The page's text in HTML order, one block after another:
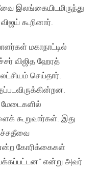
இலங்கையிடமிருந்து
கூறினார்.
மகாநாட்டில்
விஜித ஹேரத்
செய்தார்.
கூறுவார்கள். இது
கோரிக்கைகள்
என்று அவர்